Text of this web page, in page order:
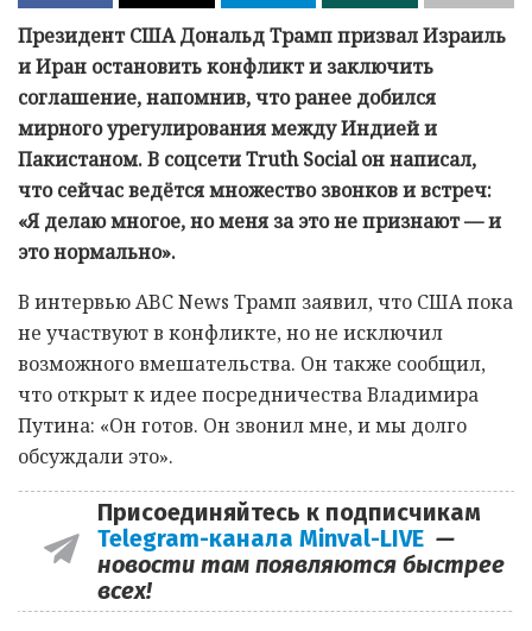
Президент США Дональд Трамп призвал Израиль
и Иран остановить конфликт и заключить
соглашение, напомнив, что ранее добился
мирного урегулирования между Индией и
Пакистаном. В соцсети Truth Social он написал,
что сейчас ведётся множество звонков и встреч:
«Я делаю многое, но меня за это не признают — и
это нормально».
В интервью ABC News Трамп заявил, что США пока
не участвуют в конфликте, но не исключил
возможного вмешательства. Он также сообщил,
что открыт к идее посредничества Владимира
Путина: «Он готов. Он звонил мне, и мы долго
обсуждали это».
Присоединяйтесь к подписчикам
Telegram-канала Minval-LIVE —
новости там появляются быстрее
всех!